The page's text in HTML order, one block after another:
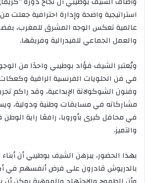
استراتيجية واضحة وإدارة احترافية جعلت
عالمية تعكس الوجه المشرق للمغرب،
والعمل الجماعي للفيدرالية وفريقها.
ويُعتبر الشيف فؤاد بوطيبي واحدًا من
في فن الحلويات الفرنسية الراقية
وفنون الشوكولاتة الإبداعية، وقد راكم
مشاركاته في مسابقات وطنية ودولية،
في محافل كبرى بأوروبا، رافعًا راية الوطن
والتميز.
بهذا الحضور، يبرهن الشيف بوطيبي أن
بالدريوش قادرون على فرض أنفسهم في